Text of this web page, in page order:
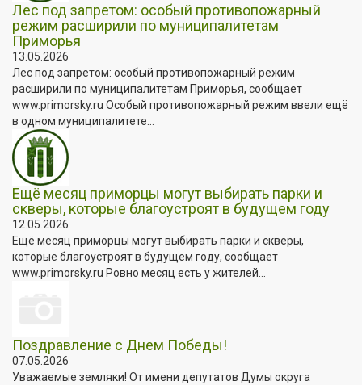
Лес под запретом: особый противопожарный
режим расширили по муниципалитетам
Приморья
13.05.2026
Лес под запретом: особый противопожарный режим
расширили по муниципалитетам Приморья, сообщает
www.primorsky.ru Особый противопожарный режим ввели ещё
в одном муниципалитете...
Ещё месяц приморцы могут выбирать парки и
скверы, которые благоустроят в будущем году
12.05.2026
Ещё месяц приморцы могут выбирать парки и скверы,
которые благоустроят в будущем году, сообщает
www.primorsky.ru Ровно месяц есть у жителей...
Поздравление с Днем Победы!
07.05.2026
Уважаемые земляки! От имени депутатов Думы округа